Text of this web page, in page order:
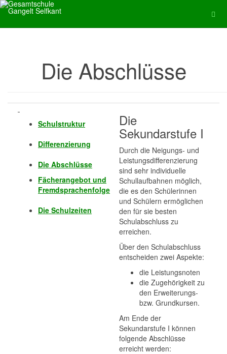
Die Abschlüsse
Schulstruktur
Differenzierung
Die Abschlüsse
Fächerangebot und
Fremdsprachenfolge
Die Schulzeiten
Die
Sekundarstufe I
Durch die Neigungs- und
Leistungsdifferenzierung
sind sehr individuelle
Schullaufbahnen möglich,
die es den Schülerinnen
und Schülern ermöglichen
den für sie besten
Schulabschluss zu
erreichen.
Über den Schulabschluss
entscheiden zwei Aspekte:
die Leistungsnoten
die Zugehörigkeit zu
den Erweiterungs-
bzw. Grundkursen.
Am Ende der
Sekundarstufe I können
folgende Abschlüsse
erreicht werden: